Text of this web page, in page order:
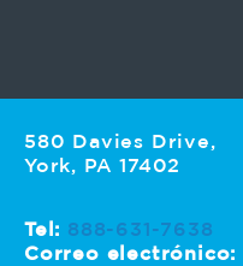
580 Davies Drive,
York, PA 17402
Tel: 888-631-7638
Correo electrónico: